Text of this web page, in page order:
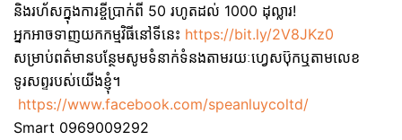
និងរហ័សក្នុងការខ្ចីប្រាក់ពី 50 រហូតដល់ 1000 ដុល្លារ!
អ្នកអាចទាញយកកម្មវិធីនៅទីនេះ https://bit.ly/2V8JKz0
សម្រាប់ពត៌មានបន្ថែមសូមទំនាក់ទំនងតាមរយៈហ្វេសប៊ុកឬតាមលេខ
ទូរសព្ទរបស់យើងខ្ញុំ។
https://www.facebook.com/speanluycoltd/
Smart 0969009292